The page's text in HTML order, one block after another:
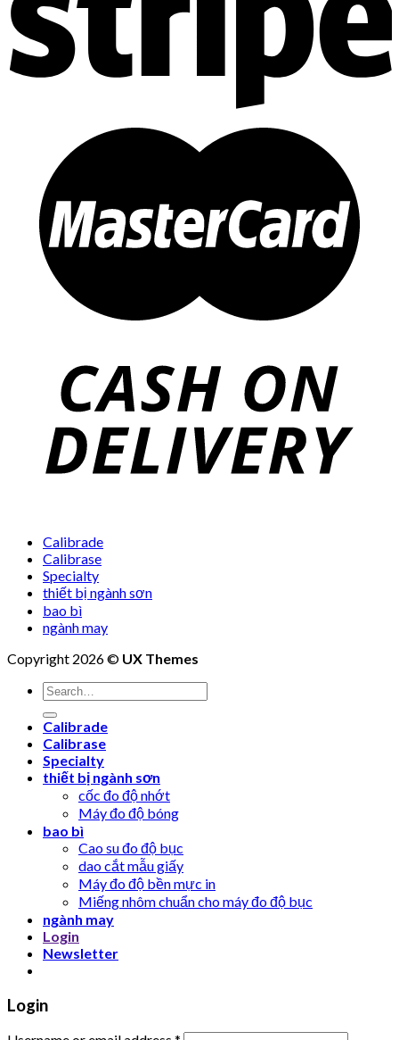
Calibrade
Calibrase
Specialty
thiết bị ngành sơn
bao bì
ngành may
Copyright 2026 © UX Themes
Search
for:
Calibrade
Calibrase
Specialty
thiết bị ngành sơn
cốc đo độ nhớt
Máy đo độ bóng
bao bì
Cao su đo độ bục
dao cắt mẫu giấy
Máy đo độ bền mực in
Miếng nhôm chuẩn cho máy đo độ bục
ngành may
Login
Newsletter
Login